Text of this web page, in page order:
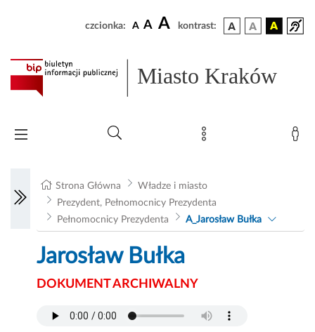
czcionka: A A A kontrast:
Miasto Kraków
Strona Główna
Władze i miasto
Prezydent, Pełnomocnicy Prezydenta
Pełnomocnicy Prezydenta
A_Jarosław Bułka
Jarosław Bułka
DOKUMENT ARCHIWALNY